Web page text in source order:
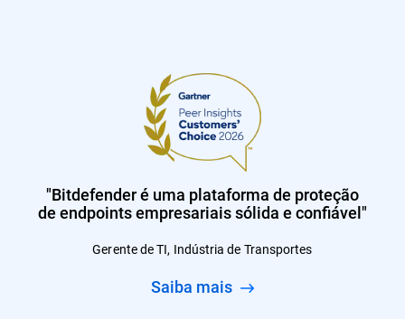
"Bitdefender é uma plataforma de proteção
de endpoints empresariais sólida e confiável"
Gerente de TI, Indústria de Transportes
Saiba mais